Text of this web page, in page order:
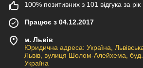
100% позитивних з 101 відгука за рік
Працює з 04.12.2017
м. Львів
Юридична адреса: Україна,
Львів, вулиця Шолом-Алейхема,
Україна